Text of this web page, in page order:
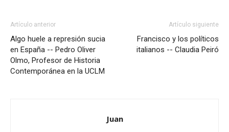
Artículo anterior
Algo huele a represión sucia
en España -- Pedro Oliver
Olmo, Profesor de Historia
Contemporánea en la UCLM
Artículo siguiente
Francisco y los políticos
italianos -- Claudia Peiró
Juan